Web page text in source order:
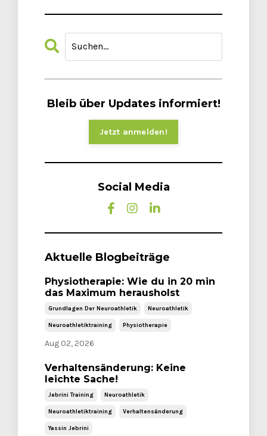
Bleib über Updates informiert!
Jetzt anmelden!
Social Media
Aktuelle Blogbeiträge
Physiotherapie: Wie du in 20 min
das Maximum herausholst
Grundlagen Der Neuroathletik Neuroathletik
Neuroathletiktraining Physiotherapie
Aug 02, 2026
Verhaltensänderung: Keine
leichte Sache!
Jebrini Training Neuroathletik
Neuroathletiktraining Verhaltensänderung
Yassin Jebrini